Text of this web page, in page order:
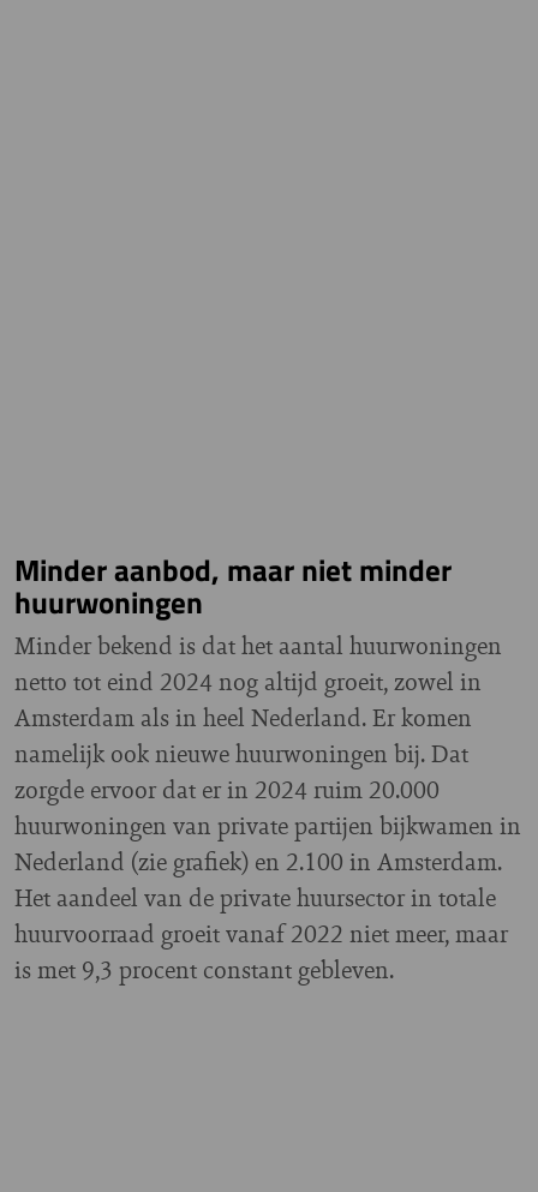
Minder aanbod, maar niet minder
huurwoningen
Minder bekend is dat het aantal huurwoningen
netto tot eind 2024 nog altijd groeit, zowel in
Amsterdam als in heel Nederland. Er komen
namelijk ook nieuwe huurwoningen bij. Dat
zorgde ervoor dat er in 2024 ruim 20.000
huurwoningen van private partijen bijkwamen in
Nederland (zie grafiek) en 2.100 in Amsterdam.
Het aandeel van de private huursector in totale
huurvoorraad groeit vanaf 2022 niet meer, maar
is met 9,3 procent constant gebleven.